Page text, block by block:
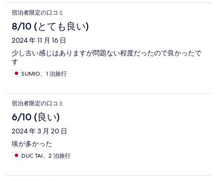
宿泊者限定の口コミ
8/10 (とても良い)
2024 年 11 月 16 日
少し古い感じはありますが問題ない程度だったので良かったで
す
SUMIO、1 泊旅行
宿泊者限定の口コミ
6/10 (良い)
2024 年 3 月 20 日
埃が多かった
DUC TAI、2 泊旅行